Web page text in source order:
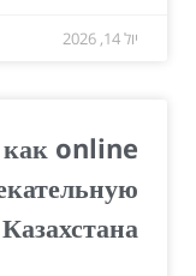
יול 14, 2026
как online